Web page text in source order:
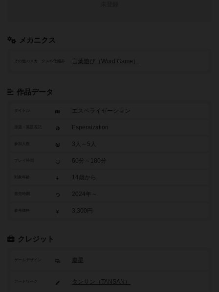
メカニクス
その他のメカニクスや仕組み 言葉遊び（Word Game）
作品データ
タイトル エスペライゼーション
原題・英題表記 Esperaization
参加人数 3人～5人
60分～180分
対象年齢 14歳から
2024年～
参考価格 3,300円
クレジット
ゲームデザイン 慶星
アートワーク タンサン（TANSAN）